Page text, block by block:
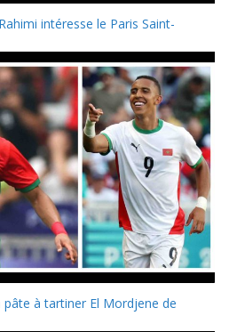
intéresse le Paris Saint-
à tartiner El Mordjene de